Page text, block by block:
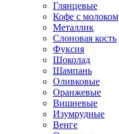
Глянцевые
Кофе с молоком
Металлик
Слоновая кость
Фуксия
Шоколад
Шампань
Оливковые
Оранжевые
Вишневые
Изумрудные
Венге